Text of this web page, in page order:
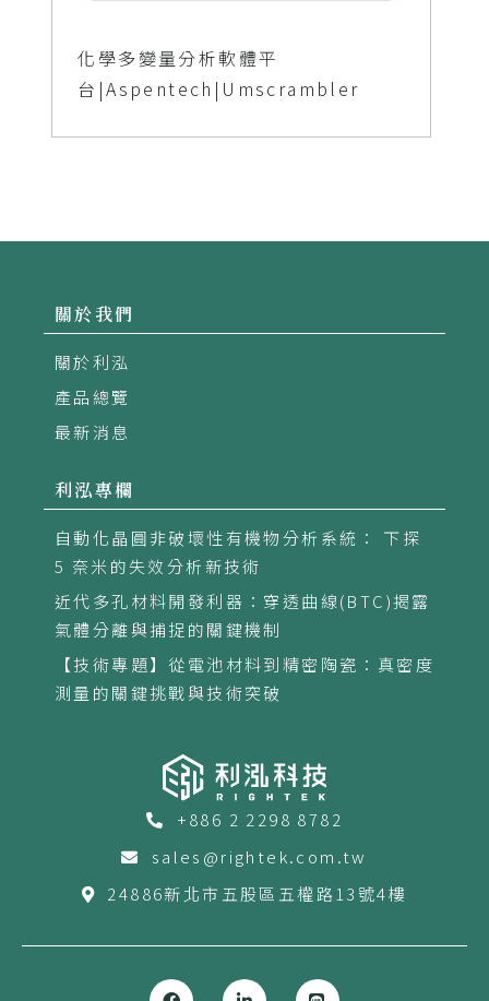
化學多變量分析軟體平
台|Aspentech|Umscrambler
關於我們
關於利泓
產品總覽
最新消息
利泓專欄
自動化晶圓非破壞性有機物分析系統： 下探
5 奈米的失效分析新技術
近代多孔材料開發利器：穿透曲線(BTC)揭露
氣體分離與捕捉的關鍵機制
【技術專題】從電池材料到精密陶瓷：真密度
測量的關鍵挑戰與技術突破
+886 2 2298 8782
sales@rightek.com.tw
24886新北市五股區五權路13號4樓